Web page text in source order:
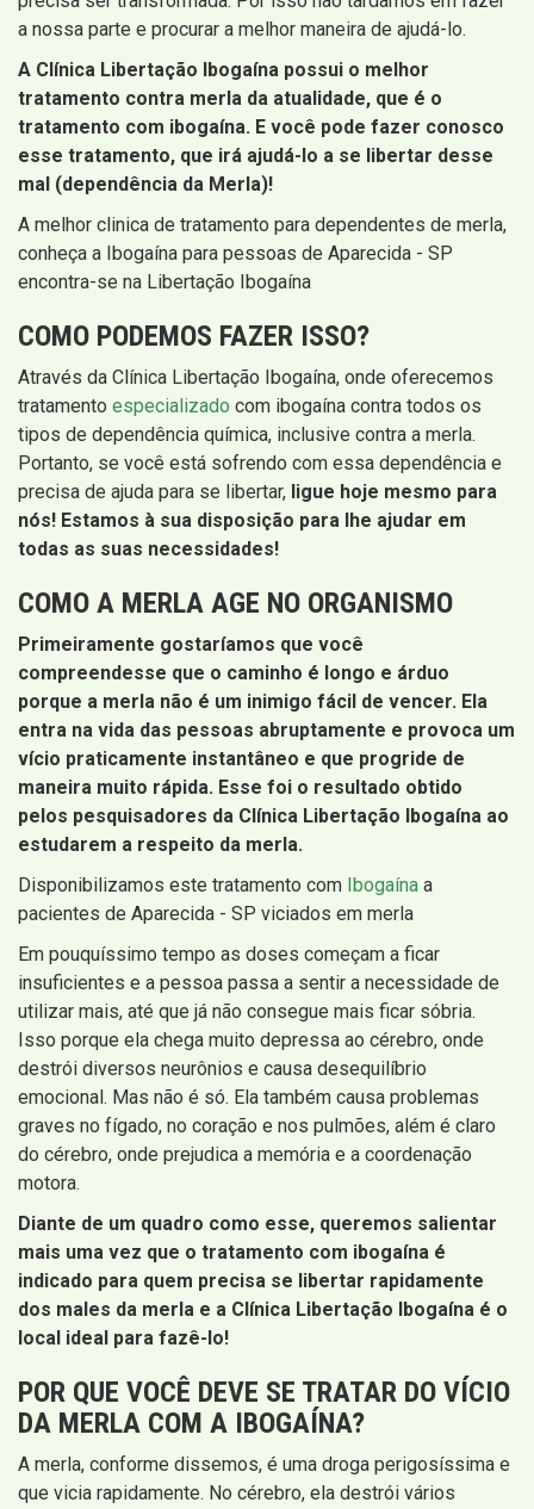
a nossa parte e procurar a melhor maneira de ajudá-lo.
A Clínica Libertação Ibogaína possui o melhor
tratamento contra merla da atualidade, que é o
tratamento com ibogaína. E você pode fazer conosco
esse tratamento, que irá ajudá-lo a se libertar desse
mal (dependência da Merla)!
A melhor clinica de tratamento para dependentes de merla,
conheça a Ibogaína para pessoas de Aparecida - SP
encontra-se na Libertação Ibogaína
COMO PODEMOS FAZER ISSO?
Através da Clínica Libertação Ibogaína, onde oferecemos
tratamento especializado com ibogaína contra todos os
tipos de dependência química, inclusive contra a merla.
Portanto, se você está sofrendo com essa dependência e
precisa de ajuda para se libertar, ligue hoje mesmo para
nós! Estamos à sua disposição para lhe ajudar em
todas as suas necessidades!
COMO A MERLA AGE NO ORGANISMO
Primeiramente gostaríamos que você
compreendesse que o caminho é longo e árduo
porque a merla não é um inimigo fácil de vencer. Ela
entra na vida das pessoas abruptamente e provoca um
vício praticamente instantâneo e que progride de
maneira muito rápida. Esse foi o resultado obtido
pelos pesquisadores da Clínica Libertação Ibogaína ao
estudarem a respeito da merla.
Disponibilizamos este tratamento com Ibogaína a
pacientes de Aparecida - SP viciados em merla
Em pouquíssimo tempo as doses começam a ficar
insuficientes e a pessoa passa a sentir a necessidade de
utilizar mais, até que já não consegue mais ficar sóbria.
Isso porque ela chega muito depressa ao cérebro, onde
destrói diversos neurônios e causa desequilíbrio
emocional. Mas não é só. Ela também causa problemas
graves no fígado, no coração e nos pulmões, além é claro
do cérebro, onde prejudica a memória e a coordenação
motora.
Diante de um quadro como esse, queremos salientar
mais uma vez que o tratamento com ibogaína é
indicado para quem precisa se libertar rapidamente
dos males da merla e a Clínica Libertação Ibogaína é o
local ideal para fazê-lo!
POR QUE VOCÊ DEVE SE TRATAR DO VÍCIO
DA MERLA COM A IBOGAÍNA?
A merla, conforme dissemos, é uma droga perigosíssima e
que vicia rapidamente. No cérebro, ela destrói vários